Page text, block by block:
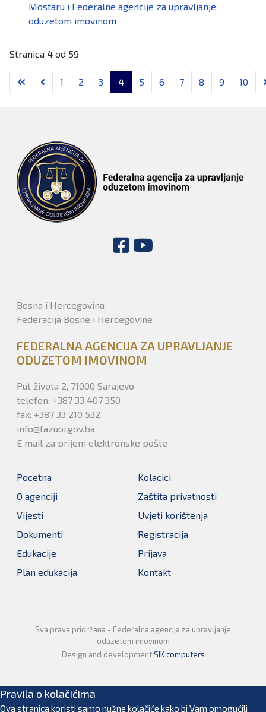
Mostaru i Federalne agencije za upravljanje
oduzetom imovinom
Stranica 4 od 59
1 2 3 4 5 6 7 8 9 10
Bosna i Hercegovina
Federacija Bosne i Hercegovine
FEDERALNA AGENCIJA ZA UPRAVLJANJE
ODUZETOM IMOVINOM
Put života 2, 71000 Sarajevo
telefon: +387 33 407 350
fax: +387 33 210 532
info@fazuoi.gov.ba
E mail za prijem elektronske pošte
Pocetna
O agenciji
Vijesti
Dokumenti
Edukacije
Plan edukacija
Kolacici
Zaštita privatnosti
Uvjeti korištenja
Registracija
Prijava
Kontakt
Sva prava pridržana - Federalna agencija za upravljanje
oduzetom imovinom
Design and developmentSIK computers
Pravila o kolačićima
Ova stranica koristi samo nužne kolačiće kako bi Vam omogućili